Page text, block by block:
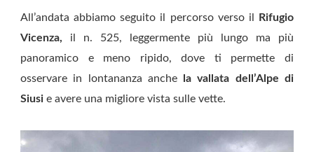
All’andata abbiamo seguito il percorso verso il
Rifugio
Vicenza, il n. 525, leggermente più lungo ma più
panoramico e meno ripido, dove ti permette di
osservare in lontananza anche
la vallata dell’Alpe di
Siusi e avere una migliore vista sulle vette.